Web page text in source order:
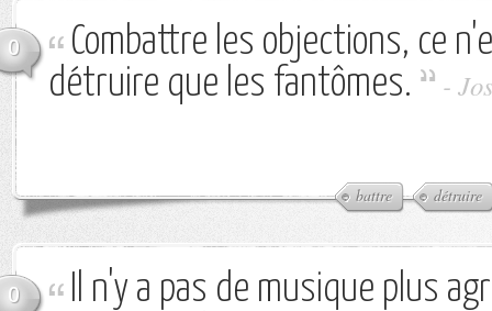
0
Combattre les objections, ce
détruire que les fantômes.
-
battre détruire
0
Il n'y a pas de musique plus